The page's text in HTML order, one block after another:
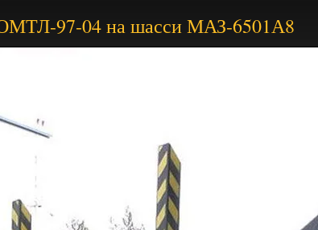
ОМТЛ-97-04 на шасси МАЗ-6501А8